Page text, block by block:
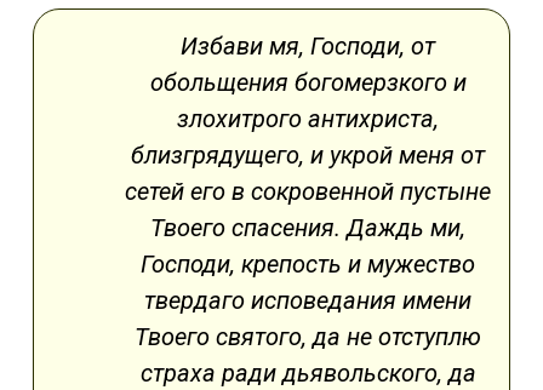
Избави мя, Господи, от
обольщения богомерзкого и
злохитрого антихриста,
близгрядущего, и укрой меня от
сетей его в сокровенной пустыне
Твоего спасения. Даждь ми,
Господи, крепость и мужество
твердаго исповедания имени
Твоего святого, да не отступлю
страха ради дьявольского, да